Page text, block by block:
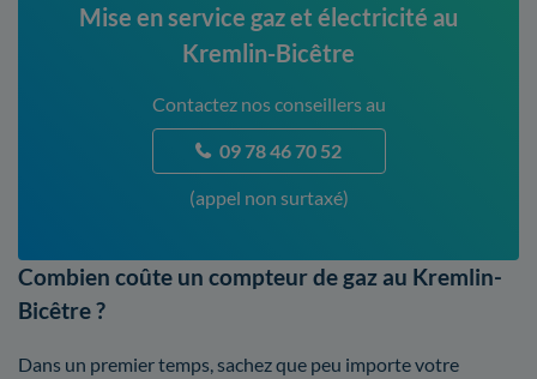
Mise en service gaz et électricité au
Kremlin-Bicêtre
Contactez nos conseillers au
09 78 46 70 52
(appel non surtaxé)
Combien coûte un compteur de gaz au Kremlin-
Bicêtre ?
Dans un premier temps, sachez que peu importe votre